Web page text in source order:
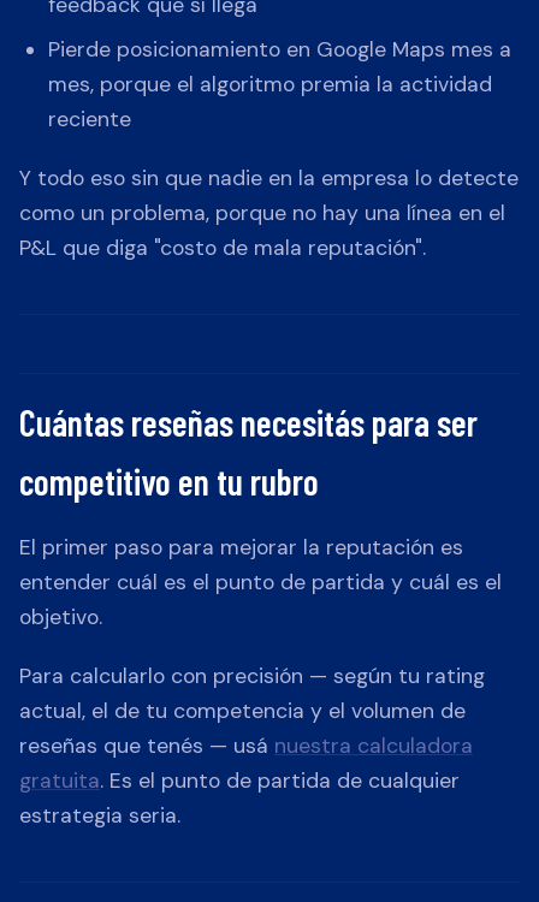
Pierde posicionamiento en Google Maps mes a
mes, porque el algoritmo premia la actividad
reciente
Y todo eso sin que nadie en la empresa lo detecte
como un problema, porque no hay una línea en el
P&L que diga "costo de mala reputación".
Cuántas reseñas necesitás para ser
competitivo en tu rubro
El primer paso para mejorar la reputación es
entender cuál es el punto de partida y cuál es el
objetivo.
Para calcularlo con precisión — según tu rating
actual, el de tu competencia y el volumen de
reseñas que tenés — usá nuestra calculadora
gratuita. Es el punto de partida de cualquier
estrategia seria.